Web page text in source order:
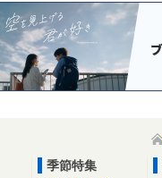
季節特集